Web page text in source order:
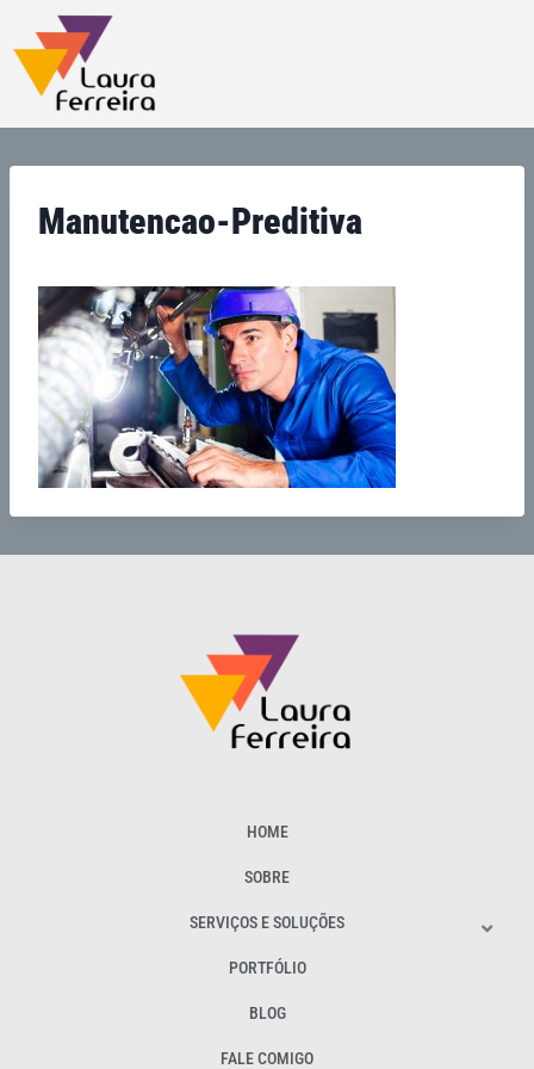
Manutencao-Preditiva
HOME
SOBRE
SERVIÇOS E SOLUÇÕES
PORTFÓLIO
BLOG
FALE COMIGO